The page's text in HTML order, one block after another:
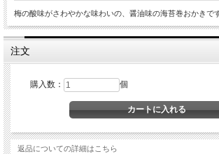
梅の酸味がさわやかな味わいの、醤油味の海苔巻おかきです
注文
購入数： 個
返品についての詳細はこちら